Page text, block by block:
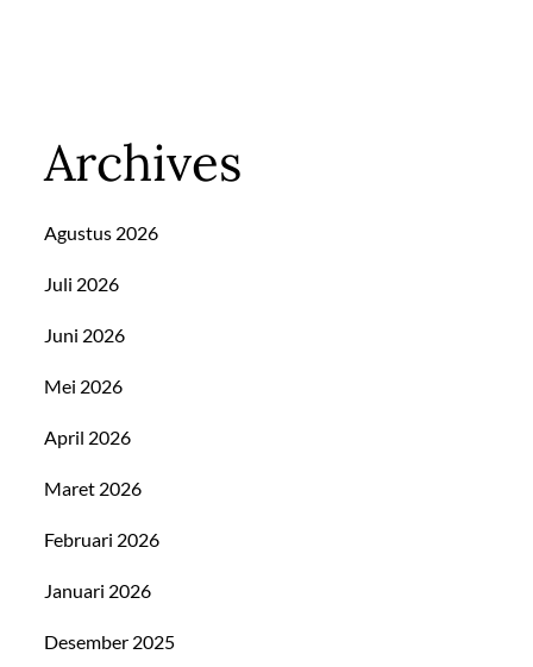
Archives
Agustus 2026
Juli 2026
Juni 2026
Mei 2026
April 2026
Maret 2026
Februari 2026
Januari 2026
Desember 2025